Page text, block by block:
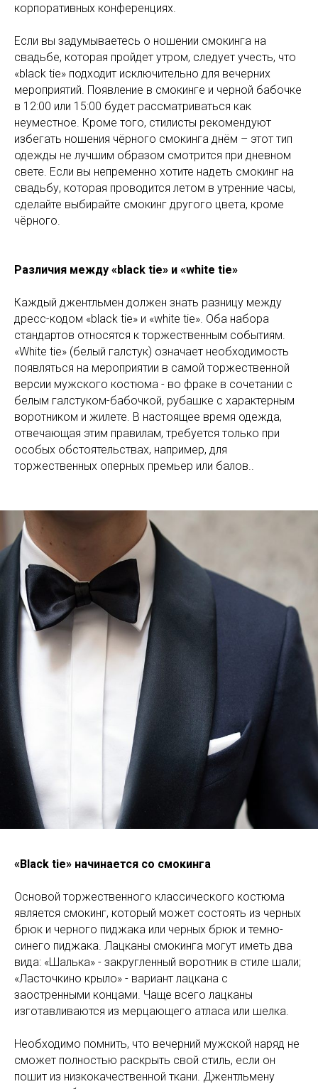
корпоративных конференциях.
Если вы задумываетесь о ношении смокинга на
свадьбе, которая пройдет утром, следует учесть, что
«black tie» подходит исключительно для вечерних
мероприятий. Появление в смокинге и черной бабочке
в 12:00 или 15:00 будет рассматриваться как
неуместное. Кроме того, стилисты рекомендуют
избегать ношения чёрного смокинга днём – этот тип
одежды не лучшим образом смотрится при дневном
свете. Если вы непременно хотите надеть смокинг на
свадьбу, которая проводится летом в утренние часы,
сделайте выбирайте смокинг другого цвета, кроме
чёрного.
Различия между «black tie» и «white tie»
Каждый джентльмен должен знать разницу между
дресс-кодом «black tie» и «white tie». Оба набора
стандартов относятся к торжественным событиям.
«White tie» (белый галстук) означает необходимость
появляться на мероприятии в самой торжественной
версии мужского костюма - во фраке в сочетании с
белым галстуком-бабочкой, рубашке с характерным
воротником и жилете. В настоящее время одежда,
отвечающая этим правилам, требуется только при
особых обстоятельствах, например, для
торжественных оперных премьер или балов..
«Black tie» начинается со смокинга
Основой торжественного классического костюма
является смокинг, который может состоять из черных
брюк и черного пиджака или черных брюк и темно-
синего пиджака. Лацканы смокинга могут иметь два
вида: «Шалька» - закругленный воротник в стиле шали;
«Ласточкино крыло» - вариант лацкана с
заостренными концами. Чаще всего лацканы
изготавливаются из мерцающего атласа или шелка.
Необходимо помнить, что вечерний мужской наряд не
сможет полностью раскрыть свой стиль, если он
пошит из низкокачественной ткани. Джентльмену